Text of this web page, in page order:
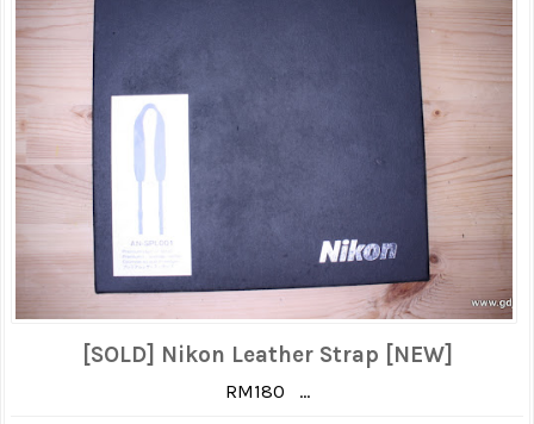
[SOLD] Nikon Leather Strap [NEW]
RM180 ...